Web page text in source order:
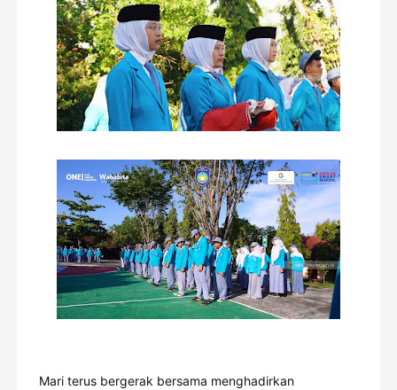
Mari terus bergerak bersama menghadirkan